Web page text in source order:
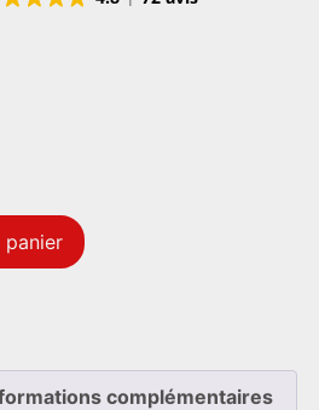
panier
complémentaires